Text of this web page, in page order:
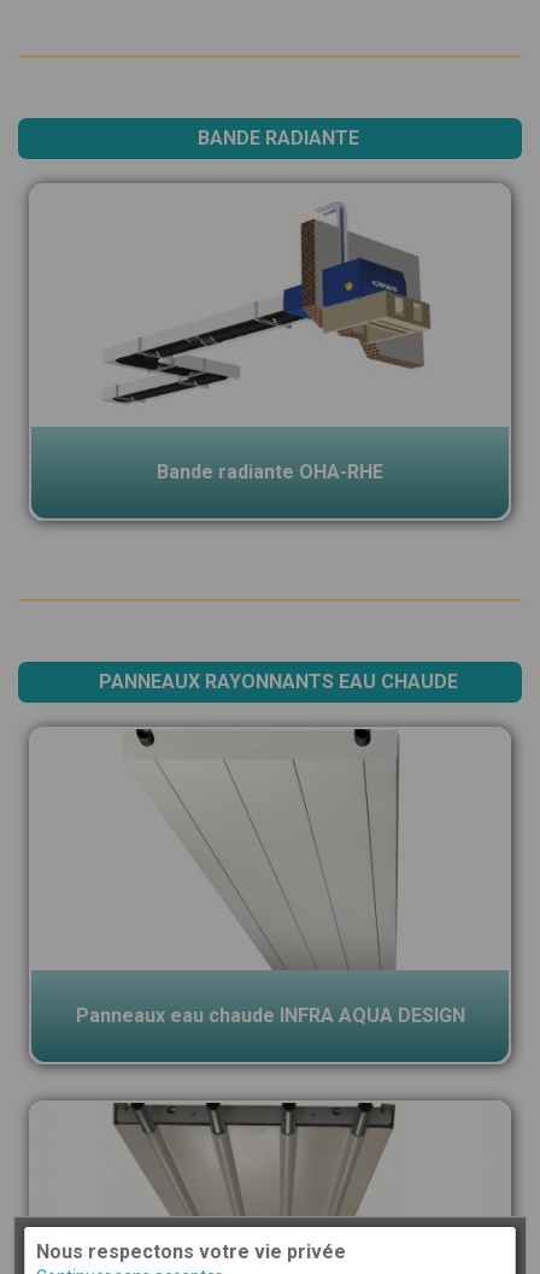
BANDE RADIANTE
Bande radiante OHA-RHE
PANNEAUX RAYONNANTS EAU CHAUDE
Panneaux eau chaude INFRA AQUA DESIGN
Nous respectons votre vie privée